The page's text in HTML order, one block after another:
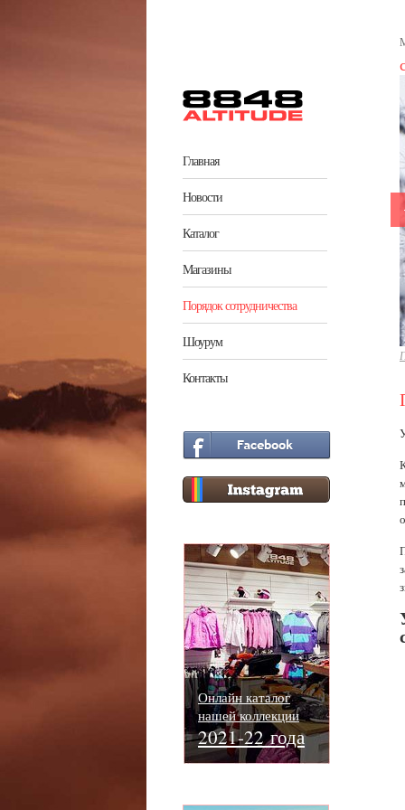
Главная
Новости
Каталог
Магазины
Порядок сотрудничества
Шоурум
Контакты
Онлайн каталог
нашей коллекции
2021-22 года